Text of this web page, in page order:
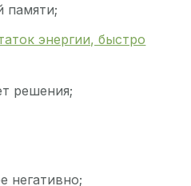
памяти;
энергии, быстро
решения;
негативно;